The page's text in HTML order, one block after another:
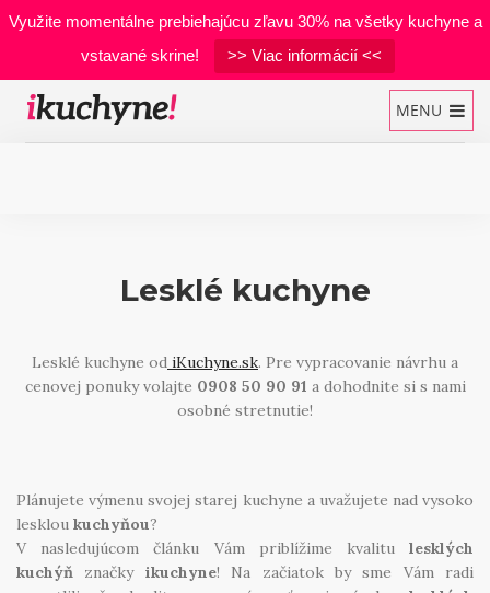
Využite momentálne prebiehajúcu zľavu 30% na všetky kuchyne a
vstavané skrine!
>> Viac informácií <<
MENU
Vstavané skrine
Realizácie
Úvod
Prebiehajúce akcie
O nás
Lesklé kuchyne
Lesklé kuchyne od iKuchyne.sk. Pre vypracovanie návrhu a
cenovej ponuky volajte 0908 50 90 91 a dohodnite si s nami
osobné stretnutie!
Plánujete výmenu svojej starej kuchyne a uvažujete nad vysoko
lesklou kuchyňou?
V nasledujúcom článku Vám priblížime kvalitu lesklých
kuchýň značky ikuchyne! Na začiatok by sme Vám radi